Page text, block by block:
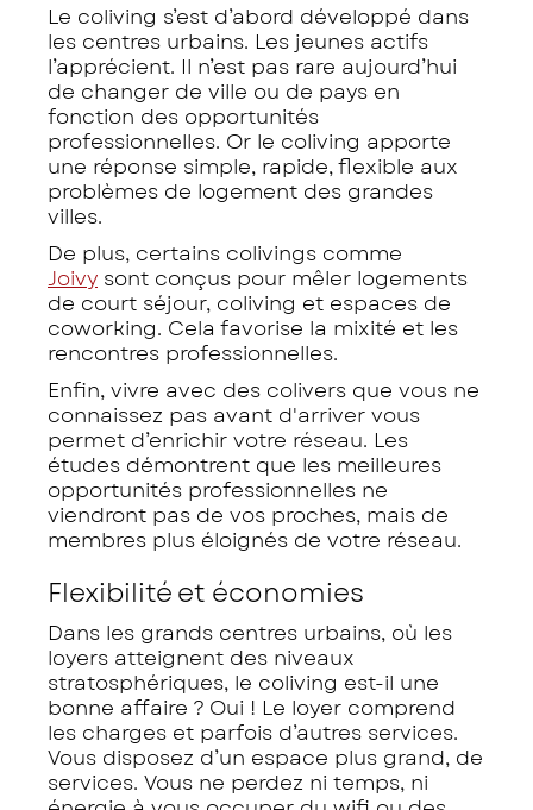
Le coliving s’est d’abord développé dans
les centres urbains. Les jeunes actifs
l’apprécient. Il n’est pas rare aujourd’hui
de changer de ville ou de pays en
fonction des opportunités
professionnelles. Or le coliving apporte
une réponse simple, rapide, flexible aux
problèmes de logement des grandes
villes.
De plus, certains colivings comme
Joivy sont conçus pour mêler logements
de court séjour, coliving et espaces de
coworking. Cela favorise la mixité et les
rencontres professionnelles.
Enfin, vivre avec des colivers que vous ne
connaissez pas avant d'arriver vous
permet d’enrichir votre réseau. Les
études démontrent que les meilleures
opportunités professionnelles ne
viendront pas de vos proches, mais de
membres plus éloignés de votre réseau.
Flexibilité et économies
Dans les grands centres urbains, où les
loyers atteignent des niveaux
stratosphériques, le coliving est-il une
bonne affaire ? Oui ! Le loyer comprend
les charges et parfois d’autres services.
Vous disposez d’un espace plus grand, de
services. Vous ne perdez ni temps, ni